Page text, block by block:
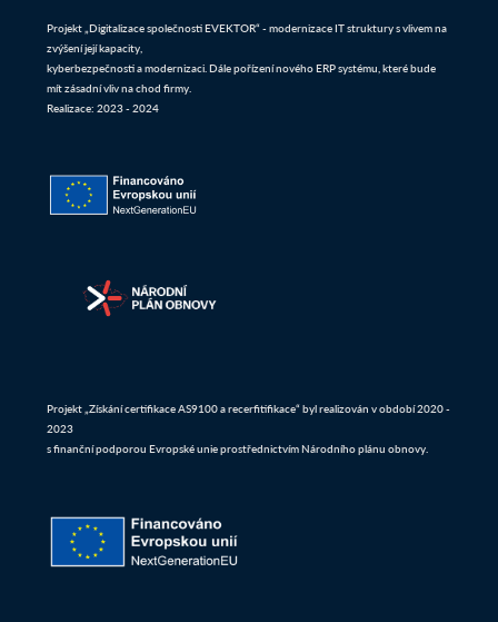
Projekt „Digitalizace společnosti EVEKTOR“ - modernizace IT struktury s vlivem na
zvýšení její kapacity,
kyberbezpečnosti a modernizaci. Dále pořízení nového ERP systému, které bude
mít zásadní vliv na chod firmy.
Realizace: 2023 - 2024
Projekt „Získání certifikace AS9100 a recerfitifikace“ byl realizován v období 2020 -
2023
s finanční podporou Evropské unie prostřednictvím Národního plánu obnovy.